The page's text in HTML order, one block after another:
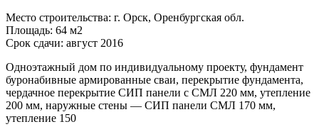
Место строительства: г. Орск, Оренбургская обл.
Площадь: 64 м2
Срок сдачи: август 2016
Одноэтажный дом по индивидуальному проекту, фундамент
буронабивные армированные сваи, перекрытие фундамента,
чердачное перекрытие СИП панели с СМЛ 220 мм, утепление
200 мм, наружные стены — СИП панели СМЛ 170 мм,
утепление 150